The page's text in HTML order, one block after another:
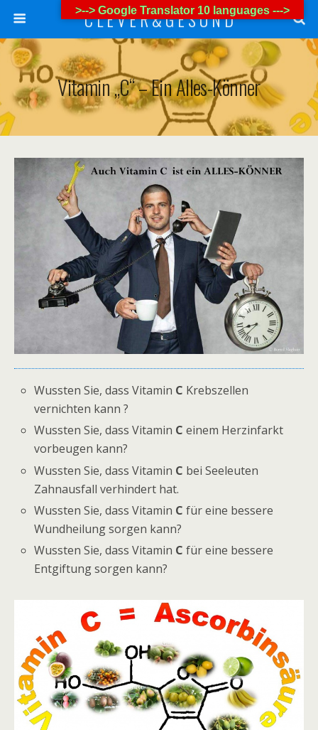
C L E V E R & G E S U N D
Vitamin „C“ – Ein Alles-Könner
Wussten Sie, dass Vitamin C Krebszellen
vernichten kann ?
Wussten Sie, dass Vitamin C einem Herzinfarkt
vorbeugen kann?
Wussten Sie, dass Vitamin C bei Seeleuten
Zahnausfall verhindert hat.
Wussten Sie, dass Vitamin Cfür eine bessere
Wundheilung sorgen kann?
Wussten Sie, dass Vitamin Cfür eine bessere
Entgiftung sorgen kann?
>--> Google Translator 10 languages --->